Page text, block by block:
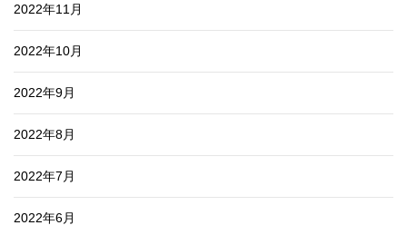
2022年11月
2022年10月
2022年9月
2022年8月
2022年7月
2022年6月